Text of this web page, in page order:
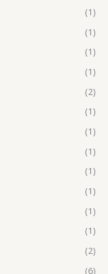
(1)
(1)
(1)
(1)
(2)
(1)
(1)
(1)
(1)
(1)
(1)
(1)
(2)
(6)